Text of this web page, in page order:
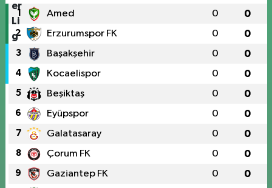
1 Amed 0 0
2 Erzurumspor FK 0 0
3 Başakşehir 0 0
4 Kocaelispor 0 0
5 Beşiktaş 0 0
6 Eyüpspor 0 0
7 Galatasaray 0 0
8 Çorum FK 0 0
9 Gaziantep FK 0 0